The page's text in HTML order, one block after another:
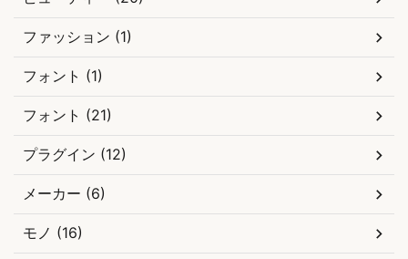
ファッション (1)
フォント (1)
フォント (21)
プラグイン (12)
メーカー (6)
モノ (16)